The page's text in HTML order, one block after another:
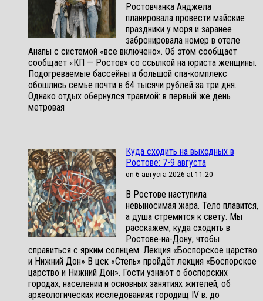
Ростовчанка Анджела
планировала провести майские
праздники у моря и заранее
забронировала номер в отеле
Анапы с системой «все включено». Об этом сообщает
сообщает «КП — Ростов» со ссылкой на юриста женщины.
Подогреваемые бассейны и большой спа-комплекс
обошлись семье почти в 64 тысячи рублей за три дня.
Однако отдых обернулся травмой: в первый же день
метровая
Куда сходить на выходных в
Ростове: 7-9 августа
on 6 августа 2026 at 11:20
В Ростове наступила
невыносимая жара. Тело плавится,
а душа стремится к свету. Мы
расскажем, куда сходить в
Ростове-на-Дону, чтобы
справиться с ярким солнцем. Лекция «Боспорское царство
и Нижний Дон» В цск «Степь» пройдёт лекция «Боспорское
царство и Нижний Дон». Гости узнают о боспорских
городах, населении и основных занятиях жителей, об
археологических исследованиях городищ IV в. до